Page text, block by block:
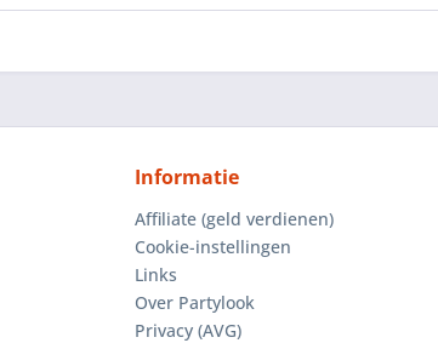
Informatie
Affiliate (geld verdienen)
Cookie-instellingen
Links
Over Partylook
Privacy (AVG)